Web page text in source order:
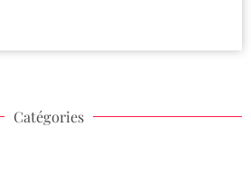
Catégories